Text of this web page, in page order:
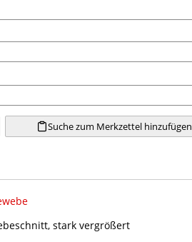
Suche zum Merkzettel hinzufügen
stark vergrößert